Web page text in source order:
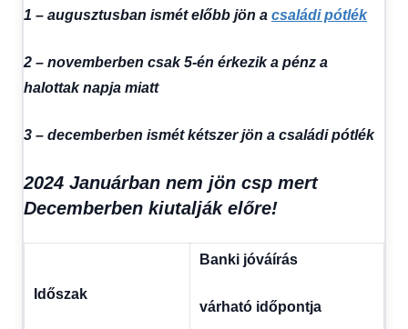
1 – augusztusban ismét előbb jön a családi pótlék
2 – novemberben csak 5-én érkezik a pénz a
halottak napja miatt
3 – decemberben ismét kétszer jön a családi pótlék
2024 Januárban nem jön csp mert
Decemberben kiutalják előre!
Időszak
Banki jóváírás
várható időpontja